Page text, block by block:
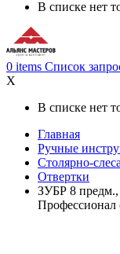
В списке нет
0 items Список
X
В списке нет
Главная
Ручные
Столярно-
Отвертки
ЗУБР 8 предм.,
Профессионал